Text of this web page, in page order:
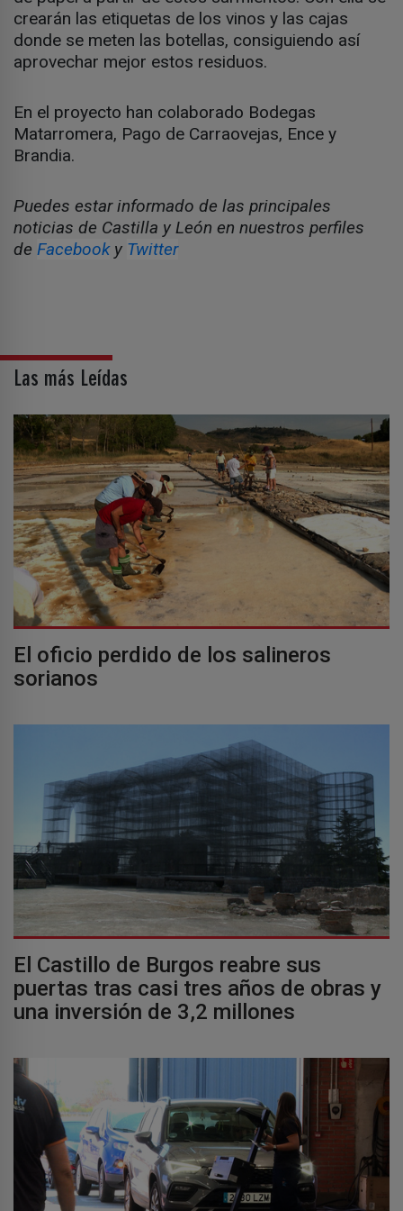
crearán las etiquetas de los vinos y las cajas
donde se meten las botellas, consiguiendo así
aprovechar mejor estos residuos.
En el proyecto han colaborado Bodegas
Matarromera, Pago de Carraovejas, Ence y
Brandia.
Puedes estar informado de las principales
noticias de Castilla y León en nuestros perfiles
de Facebooky Twitter
Las más Leídas
El oficio perdido de los salineros
sorianos
El Castillo de Burgos reabre sus
puertas tras casi tres años de obras y
una inversión de 3,2 millones